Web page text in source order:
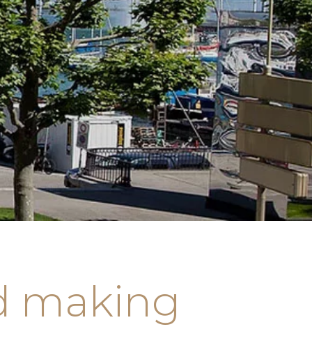
making